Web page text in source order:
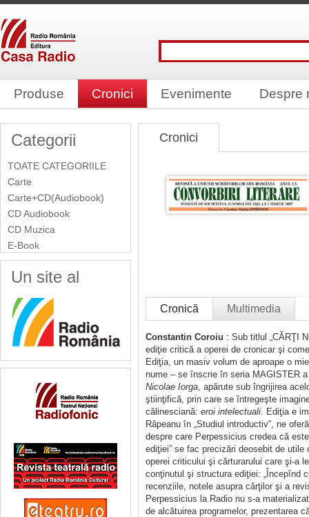
Produse Cronici Evenimente Despre
Categorii
TOATE CATEGORIILE
Carte
Carte+CD(Audiobook)
CD Audiobook
CD Muzica
E-Book
Un site al
Cronici
Cronică Multimedia
Constantin Coroiu : Sub titlul „CĂRŢI
ediţie critică a operei de cronicar şi
Ediţia, un masiv volum de aproape o
nume – se înscrie în seria MAGISTER
Nicolae Iorga, apărute sub îngrijirea
ştiinţifică, prin care se întregeşte
călinesciană: eroi intelectuali. Ediţia e
Râpeanu în „Studiul introductiv”, ne
despre care Perpessicius credea că
ediţiei” se fac precizări deosebit de
operei criticului şi cărturarului care şi-a
conţinutul şi structura ediţiei: „Începînd
recenziile, notele asupra cărţilor şi a
Perpessicius la Radio nu s-a
de alcătuirea programelor, prezentarea